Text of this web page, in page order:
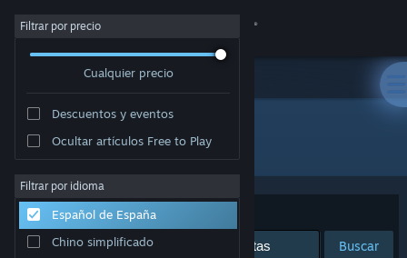
Iniciar sesión
Acerca de
Soporte
Filtrar por precio
Cualquier precio
Descuentos y eventos
Ocultar artículos Free to Play
Filtrar por idioma
Español de España
Chino simplificado
Desarrollador: Spry Fox LLC
Ordenar por Relevancia
Buscar